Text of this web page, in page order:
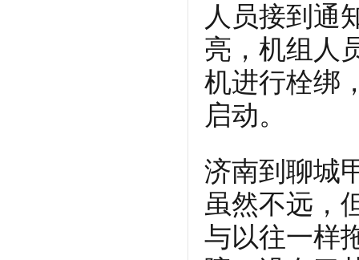
人员接到通
亮，机组人
机进行栓绑
启动。
济南到聊城
虽然不远，
与以往一样